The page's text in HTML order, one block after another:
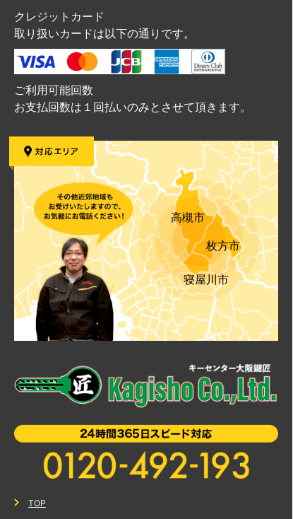
クレジットカード
取り扱いカードは以下の通りです。
ご利用可能回数
お支払回数は１回払いのみとさせて頂きます。
高槻市
枚方市
寝屋川市
TOP